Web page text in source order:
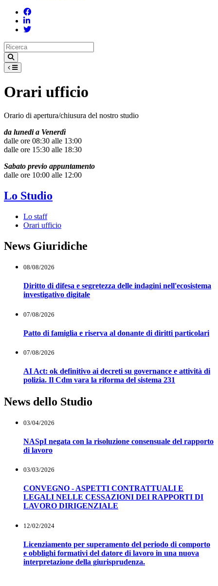
Orari ufficio
Orario di apertura/chiusura del nostro studio
da lunedi a Venerdì
dalle ore 08:30 alle 13:00
dalle ore 15:30 alle 18:30
Sabato previo appuntamento
dalle ore 10:00 alle 12:00
Lo Studio
Lo staff
Orari ufficio
News Giuridiche
08/08/2026
Diritto di difesa e segretezza delle indagini nell'ecosistema
investigativo digitale
07/08/2026
Patto di famiglia e riserva al donante di diritti particolari
07/08/2026
AI Act: ok definitivo ai decreti su governance e attività di
polizia. Il Cdm vara la riforma del sistema 231
News dello Studio
03/04/2026
NASpI negata con la risoluzione consensuale del rapporto
di lavoro
03/03/2026
CONVEGNO - ASPETTI CONTRATTUALI E
LEGALI NELLE CESSAZIONI DEI RAPPORTI DI
LAVORO DIRIGENZIALE
12/02/2024
Licenziamento per superamento del periodo di comporto
e obblighi formativi del datore di lavoro in una nuova
interpretazione della giurisprudenza.